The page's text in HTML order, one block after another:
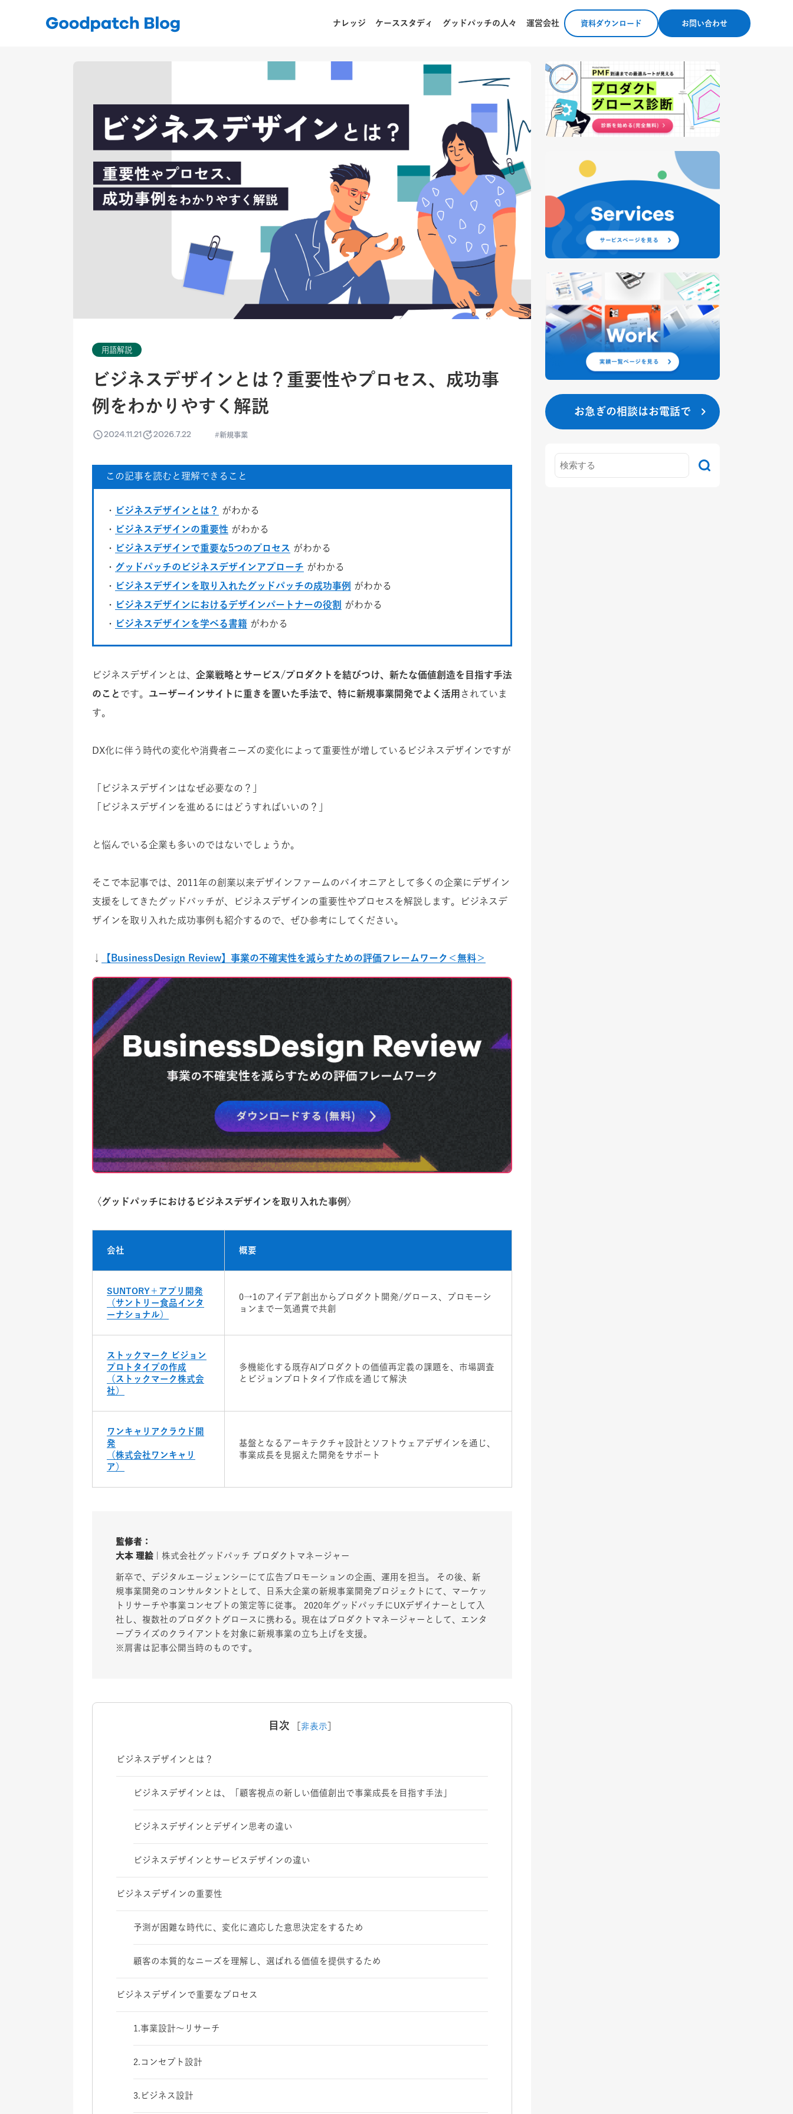
ナレッジ ケーススタディ グッドパッチの人々 運営会社 資料ダウンロード お問い合わせ
用語解説
ビジネスデザインとは？重要性やプロセス、成功事
例をわかりやすく解説
2024.11.21 2026.7.22 新規事業
この記事を読むと理解できること
・ ビジネスデザインとは？
がわかる
・ ビジネスデザインの重要性 がわかる
・ ビジネスデザインで重要な5つのプロセス がわかる
・ グッドパッチのビジネスデザインアプローチ がわかる
・ ビジネスデザインを取り入れたグッドパッチの成功事例 がわかる
・ ビジネスデザインにおけるデザインパートナーの役割
がわかる
・ ビジネスデザインを学べる書籍 がわかる
ビジネスデザインとは、 企業戦略とサービス/プロダクトを結びつけ、新たな価値創造を目指す手法
のこと です。 ユーザーインサイトに重きを置いた手法で、特に新規事業開発でよく活用 されていま
す。
DX化に伴う時代の変化や消費者ニーズの変化によって重要性が増しているビジネスデザインですが
「ビジネスデザインはなぜ必要なの？」
「ビジネスデザインを進めるにはどうすればいいの？」
と悩んでいる企業も多いのではないでしょうか。
そこで本記事では、2011年の創業以来デザインファームのパイオニアとして多くの企業にデザイン
支援をしてきたグッドパッチが、ビジネスデザインの重要性やプロセスを解説します。ビジネスデ
ザインを取り入れた成功事例も紹介するので、ぜひ参考にしてください。
【BusinessDesign Review】事業の不確実性を減らすための評価フレームワーク＜無料＞
〈グッドパッチにおけるビジネスデザインを取り入れた事例〉
会社 概要
SUNTORY＋アプリ開発
（サントリー食品インタ
ーナショナル）
0→1のアイデア創出からプロダクト開発/グロース、プロモーシ
ョンまで一気通貫で共創
ストックマーク ビジョン
プロトタイプの作成
（ストックマーク株式会
社）
多機能化する既存AIプロダクトの価値再定義の課題を、市場調査
とビジョンプロトタイプ作成を通じて解決
ワンキャリアクラウド開
発
（株式会社ワンキャリ
ア）
基盤となるアーキテクチャ設計とソフトウェアデザインを通じ、
事業成長を見据えた開発をサポート
監修者：
大本 理絵 | 株式会社グッドパッチ プロダクトマネージャー
新卒で、デジタルエージェンシーにて広告プロモーションの企画、運用を担当。 その後、新
規事業開発のコンサルタントとして、日系大企業の新規事業開発プロジェクトにて、マーケッ
トリサーチや事業コンセプトの策定等に従事。 2020年グッドパッチにUXデザイナーとして入
社し、複数社のプロダクトグロースに携わる。現在はプロダクトマネージャーとして、エンタ
ープライズのクライアントを対象に新規事業の立ち上げを支援。
※肩書は記事公開当時のものです。
目次 非表示
ビジネスデザインとは？
ビジネスデザインとは、「顧客視点の新しい価値創出で事業成長を目指す手法」
ビジネスデザインとデザイン思考の違い
ビジネスデザインとサービスデザインの違い
ビジネスデザインの重要性
予測が困難な時代に、変化に適応した意思決定をするため
顧客の本質的なニーズを理解し、選ばれる価値を提供するため
ビジネスデザインで重要なプロセス
1.事業設計〜リサーチ
2.コンセプト設計
3.ビジネス設計
お急ぎの相談はお電話で